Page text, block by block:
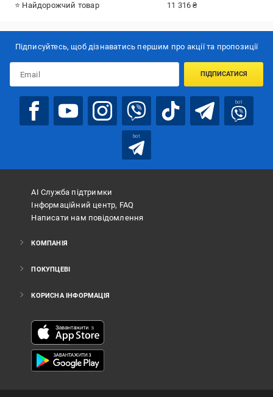
⭐ Найдорожчий товар 11 316 ₴
Підписуйтесь, щоб дізнаватись першим про акції та пропозиції
ПІДПИСАТИСЯ
bot
bot
АІ Служба підтримки
Інформаційний центр, FAQ
Написати нам повідомлення
КОМПАНІЯ
ПОКУПЦЕВІ
КОРИСНА ІНФОРМАЦІЯ